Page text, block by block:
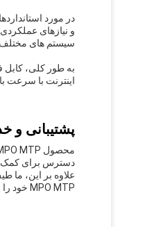
سیستم های
اینترنت با سرعت
پشتیبانی و
دسترس برای کمک
علاوه بر این، ما
MPO MTP خود را به حداکثر برسانند.